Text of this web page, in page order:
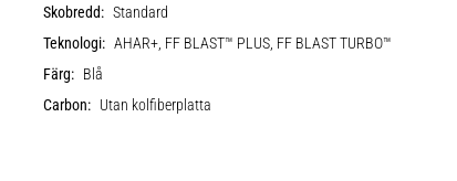
Skobredd: Standard
Teknologi: AHAR+, FF BLAST™ PLUS, FF BLAST TURBO™
Färg: Blå
Carbon: Utan kolfiberplatta